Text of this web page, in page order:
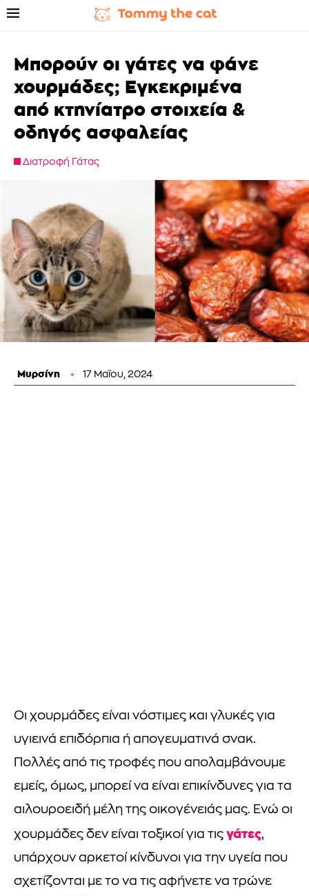
Μπορούν οι γάτες να φάνε
χουρμάδες; Εγκεκριμένα
από κτηνίατρο στοιχεία &
οδηγός ασφαλείας
Διατροφή Γάτας
Μυρσίνη 17 Μαΐου, 2024
Οι χουρμάδες είναι νόστιμες και γλυκές για
υγιεινά επιδόρπια ή απογευματινά σνακ.
Πολλές από τις τροφές που απολαμβάνουμε
εμείς, όμως, μπορεί να είναι επικίνδυνες για τα
αιλουροειδή μέλη της οικογένειάς μας. Ενώ οι
χουρμάδες δεν είναι τοξικοί για τις γάτες,
υπάρχουν αρκετοί κίνδυνοι για την υγεία που
σχετίζονται με το να τις αφήνετε να τρώνε